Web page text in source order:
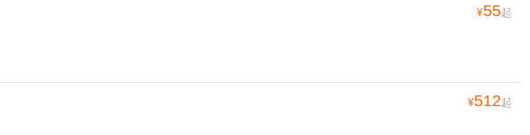
¥55起
¥512起